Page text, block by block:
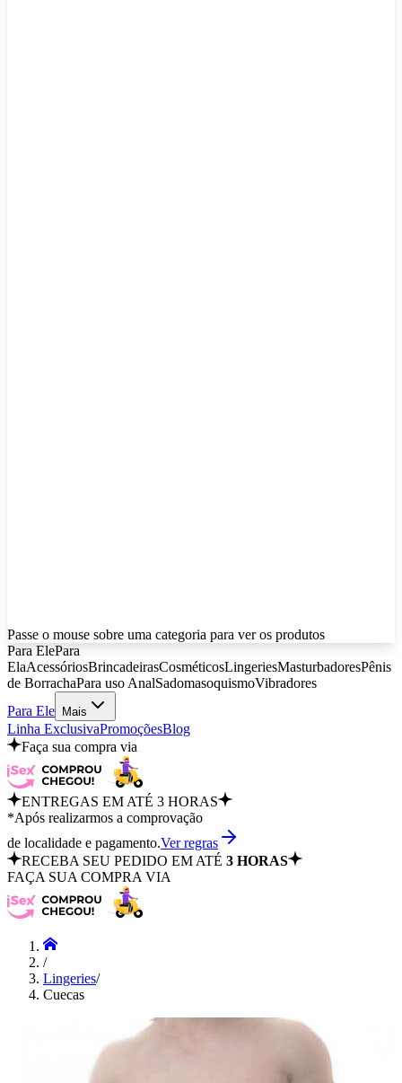
Passe o mouse sobre uma categoria para ver os produtos
Para ElePara
ElaAcessóriosBrincadeirasCosméticosLingeriesMasturbadoresPênis
de BorrachaPara uso AnalSadomasoquismoVibradores
Para Ele
Mais
Linha ExclusivaPromoçõesBlog
Faça sua compra via
ENTREGAS EM ATÉ 3 HORAS
*Após realizarmos a comprovação
de localidade e pagamento.Ver regras
RECEBA SEU PEDIDO EM ATÉ 3 HORAS
FAÇA SUA COMPRA VIA
/
Lingeries/
Cuecas